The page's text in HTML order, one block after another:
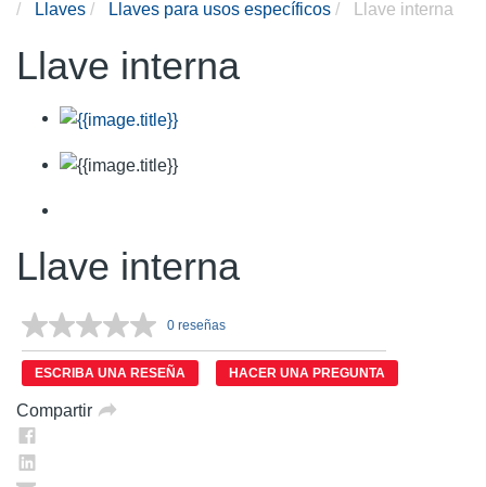
Llaves
Llaves para usos específicos Llave interna
Llave interna
Llave interna
Sin
puntuación.
Enlace
en
0 reseñas
ESCRIBA UNA RESEÑA HACER UNA PREGUNTA
Compartir